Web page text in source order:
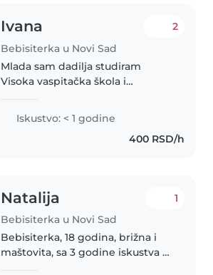
Ivana
Bebisiterka u Novi Sad
2
Mlada sam dadilja studiram
Visoka vaspitačka škola i
malom decom, kao i s decom s
posebnim potrebama poput
Iskustvo: < 1 godine
400 RSD/h
Natalija
Bebisiterka u Novi Sad
1
Bebisiterka, 18 godina, brižna i
maštovita, sa 3 godine iskustva u